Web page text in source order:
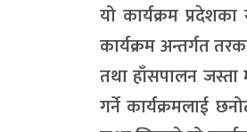
यो कार्यक्रम
कार्यक्रम अन्तर्गत
तथा हाँसपालन जस्ता
गर्ने कार्यक्रमलाई